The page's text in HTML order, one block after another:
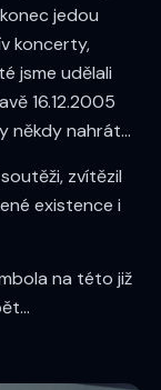
jedou
koncerty,
jsme udělali
16.12.2005
někdy nahrát...
zvítězil
existence i
na této již